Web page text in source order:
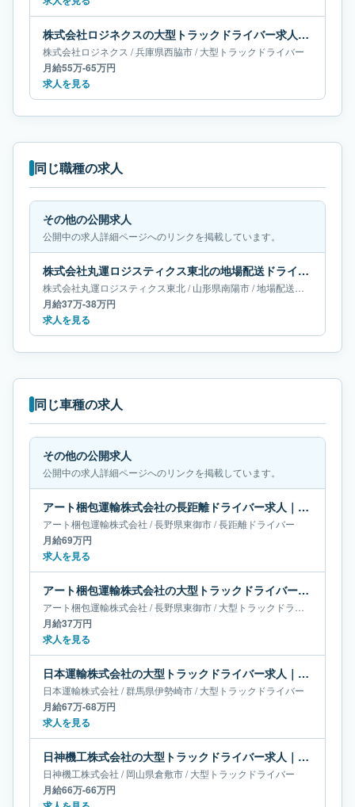
株式会社ロジネクスの大型トラックドライバー求人｜兵庫県西脇市｜月給55万-65万円
株式会社ロジネクス /兵庫県西脇市/大型トラックドライバー
月給55万-65万円
求人を見る
同じ職種の求人
その他の公開求人
公開中の求人詳細ページへのリンクを掲載しています。
株式会社丸運ロジスティクス東北の地場配送ドライバー求人｜山形県南陽市｜月給37万-38万円
株式会社丸運ロジスティクス東北/山形県南陽市/地場配送ドライバー
月給37万-38万円
求人を見る
同じ車種の求人
その他の公開求人
公開中の求人詳細ページへのリンクを掲載しています。
アート梱包運輸株式会社の長距離ドライバー求人｜長野県東御市｜月給69万円
アート梱包運輸株式会社 /長野県東御市/長距離ドライバー
月給69万円
求人を見る
アート梱包運輸株式会社の大型トラックドライバー求人｜長野県東御市｜月給37万円
アート梱包運輸株式会社 /長野県東御市/大型トラックドライバー
月給37万円
求人を見る
日本運輸株式会社の大型トラックドライバー求人｜群馬県伊勢崎市｜月給67万-68万円
日本運輸株式会社 /群馬県伊勢崎市/大型トラックドライバー
月給67万-68万円
求人を見る
日神機工株式会社の大型トラックドライバー求人｜岡山県倉敷市｜月給66万-66万円
日神機工株式会社 /岡山県倉敷市/大型トラックドライバー
月給66万-66万円